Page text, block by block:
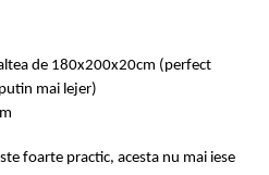
de 180x200x20cm (perfect
mai lejer)
foarte practic, acesta nu mai iese